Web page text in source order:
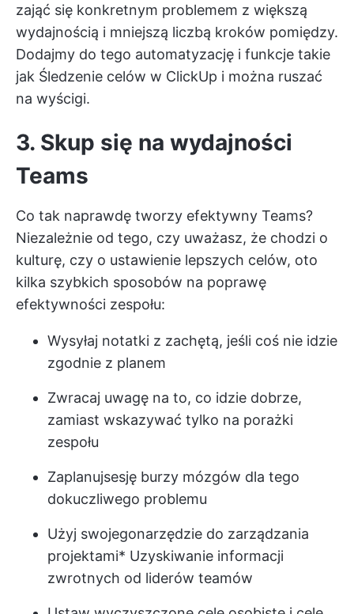
zająć się konkretnym problemem z większą
wydajnością i mniejszą liczbą kroków pomiędzy.
Dodajmy do tego automatyzację i funkcje takie
jak Śledzenie celów w ClickUp i można ruszać
na wyścigi.
3. Skup się na wydajności
Teams
Co tak naprawdę tworzy efektywny Teams?
Niezależnie od tego, czy uważasz, że chodzi o
kulturę, czy o ustawienie lepszych celów, oto
kilka szybkich sposobów na poprawę
efektywności zespołu:
Wysyłaj notatki z zachętą, jeśli coś nie idzie
zgodnie z planem
Zwracaj uwagę na to, co idzie dobrze,
zamiast wskazywać tylko na porażki
zespołu
Zaplanujsesję burzy mózgów dla tego
dokuczliwego problemu
Użyj swojegonarzędzie do zarządzania
projektami* Uzyskiwanie informacji
zwrotnych od liderów teamów